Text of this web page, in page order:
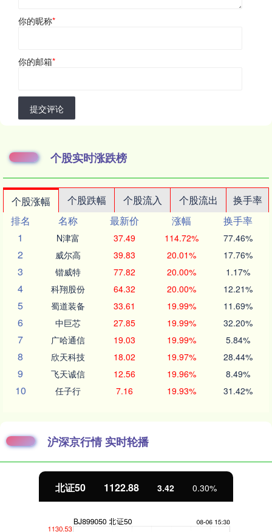
你的昵称*
你的邮箱*
提交评论
个股实时涨跌榜
个股涨幅 个股跌幅 个股流入 个股流出
换手率
排名
名称 最新价 涨幅
换手率
1
N津富 37.49 114.72% 77.46%
2 威尔高 39.83 20.01% 17.76%
3 锴威特 77.82 20.00% 1.17%
4 科翔股份 64.32 20.00% 12.21%
5 蜀道装备 33.61 19.99% 11.69%
6 中巨芯 27.85 19.99% 32.20%
7 广哈通信 19.03 19.99% 5.84%
8 欣天科技 18.02 19.97% 28.44%
9 飞天诚信 12.56 19.96% 8.49%
10 任子行 7.16 19.93% 31.42%
沪深京行情 实时轮播
北证50 1122.88 3.42 0.30%